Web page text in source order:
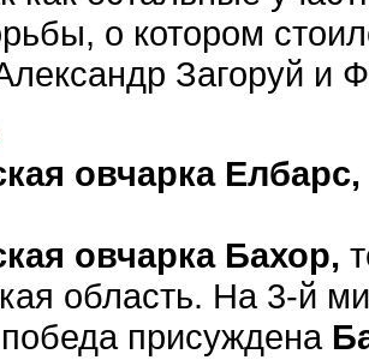
о котором
Загоруй и
овчарка Елбарс,
овчарка Бахор,
область. На 3-й
присуждена